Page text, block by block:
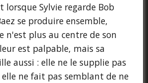
Sylvie regarde Bob
se produire ensemble,
n'est plus au centre de son
est palpable, mais sa
aussi : elle ne le supplie pas
ne fait pas semblant de ne